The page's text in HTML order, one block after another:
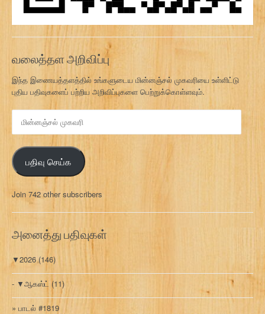
வலைத்தள அறிவிப்பு
இந்த இணையத்தளத்தில் உங்களுடைய மின்னஞ்சல் முகவரியை உள்ளிட்டு
புதிய பதிவுகளைப் பற்றிய அறிவிப்புகளை பெற்றுக்கொள்ளவும்.
ஞ்
ச
ல்
க
வ
பதிவு செய்க
Join 742 other subscribers
அனைத்து பதிவுகள்
▼2026(146)
▼ஆகஸ்ட் (11)
பாடல் #1819